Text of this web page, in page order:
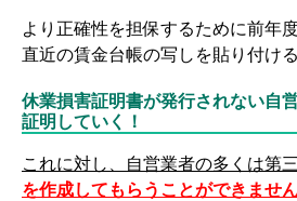
より正確性を担保するために前年
直近の賃金台帳の写しを貼り付ける
休業損害証明書が発行されない自
証明していく！
これに対し、自営業者の多くは第
を作成してもらうことができません